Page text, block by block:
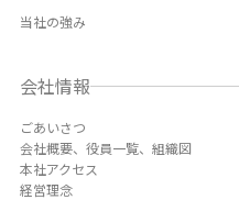
当社の強み
会社情報
ごあいさつ
会社概要、役員一覧、組織図
本社アクセス
経営理念